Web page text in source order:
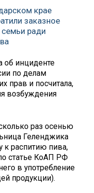
крае
заказное
ради
об инциденте
по делам
прав и посчитала,
возбуждения
раз осенью
Геленджика
к распитию пива,
статье КоАП РФ
в употребление
продукции).